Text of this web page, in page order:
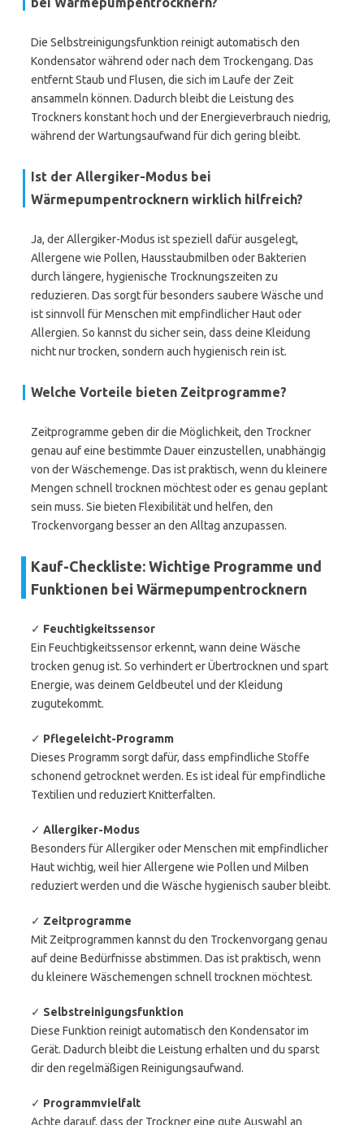
Die Selbstreinigungsfunktion reinigt automatisch den
Kondensator während oder nach dem Trockengang. Das
entfernt Staub und Flusen, die sich im Laufe der Zeit
ansammeln können. Dadurch bleibt die Leistung des
Trockners konstant hoch und der Energieverbrauch niedrig,
während der Wartungsaufwand für dich gering bleibt.
Ist der Allergiker-Modus bei
Wärmepumpentrocknern wirklich hilfreich?
Ja, der Allergiker-Modus ist speziell dafür ausgelegt,
Allergene wie Pollen, Hausstaubmilben oder Bakterien
durch längere, hygienische Trocknungszeiten zu
reduzieren. Das sorgt für besonders saubere Wäsche und
ist sinnvoll für Menschen mit empfindlicher Haut oder
Allergien. So kannst du sicher sein, dass deine Kleidung
nicht nur trocken, sondern auch hygienisch rein ist.
Welche Vorteile bieten Zeitprogramme?
Zeitprogramme geben dir die Möglichkeit, den Trockner
genau auf eine bestimmte Dauer einzustellen, unabhängig
von der Wäschemenge. Das ist praktisch, wenn du kleinere
Mengen schnell trocknen möchtest oder es genau geplant
sein muss. Sie bieten Flexibilität und helfen, den
Trockenvorgang besser an den Alltag anzupassen.
Kauf-Checkliste: Wichtige Programme und
Funktionen bei Wärmepumpentrocknern
✓ Feuchtigkeitssensor
Ein Feuchtigkeitssensor erkennt, wann deine Wäsche
trocken genug ist. So verhindert er Übertrocknen und spart
Energie, was deinem Geldbeutel und der Kleidung
zugutekommt.
✓ Pflegeleicht-Programm
Dieses Programm sorgt dafür, dass empfindliche Stoffe
schonend getrocknet werden. Es ist ideal für empfindliche
Textilien und reduziert Knitterfalten.
✓ Allergiker-Modus
Besonders für Allergiker oder Menschen mit empfindlicher
Haut wichtig, weil hier Allergene wie Pollen und Milben
reduziert werden und die Wäsche hygienisch sauber bleibt.
✓ Zeitprogramme
Mit Zeitprogrammen kannst du den Trockenvorgang genau
auf deine Bedürfnisse abstimmen. Das ist praktisch, wenn
du kleinere Wäschemengen schnell trocknen möchtest.
✓ Selbstreinigungsfunktion
Diese Funktion reinigt automatisch den Kondensator im
Gerät. Dadurch bleibt die Leistung erhalten und du sparst
dir den regelmäßigen Reinigungsaufwand.
✓ Programmvielfalt
Achte darauf, dass der Trockner eine gute Auswahl an